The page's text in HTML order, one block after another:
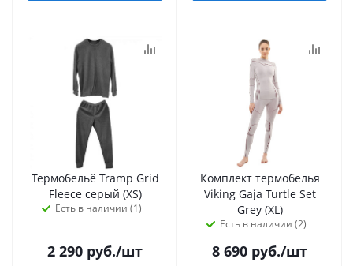
Термобельё Tramp Grid
Fleece серый (XS)
Есть в наличии (1)
2 290 руб./шт
Комплект термобелья
Viking Gaja Turtle Set
Grey (XL)
Есть в наличии (2)
8 690 руб./шт